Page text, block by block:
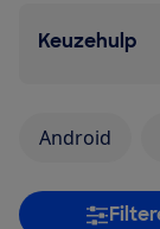
Keuzehulp
Android